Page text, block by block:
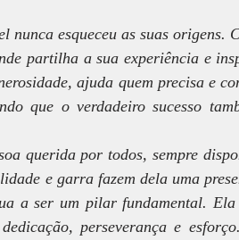
nunca esqueceu as suas
partilha a sua experiência e
ajuda quem precisa e
que o verdadeiro sucesso
querida por todos, sempre
e garra fazem dela uma
a ser um pilar fundamental. Ela
perseverança e